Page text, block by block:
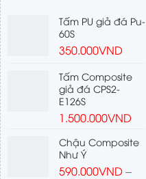
Tấm PU giả đá Pu-
60S
350.000VND
Tấm Composite
giả đá CPS2-
E126S
1.500.000VND
Chậu Composite
Như Ý
590.000VND–